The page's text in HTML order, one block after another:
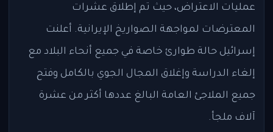
عمليات الاعتراض، حيث تم إطلاق عشرات
المعترضات لمواجهة الصواريخ الإيرانية. أعلنت
إسرائيل حالة طوارئ خاصة في جميع أنحاء البلاد مع
إلغاء الدراسة وإغلاق المجال الجوي بالكامل وفتح
جميع الملاجئ العامة البالغ عددها أكثر من عشرة
آلاف ملجأ.